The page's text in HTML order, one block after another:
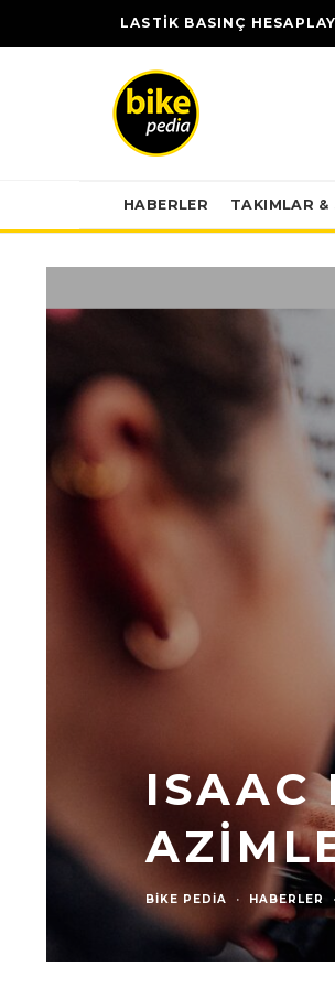
LASTİK BASINÇ
HABERLER TAKIMLAR &
ISAAC
BIKE PEDIA · HABERLER ·